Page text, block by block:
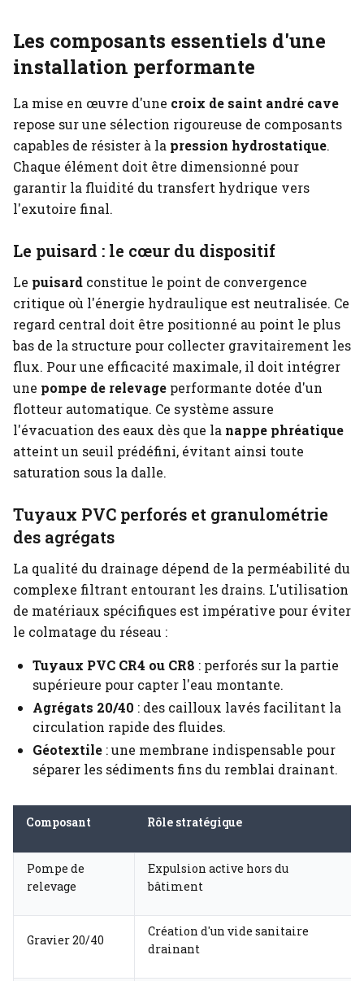
Les composants essentiels d'une
installation performante
La mise en œuvre d'une croix de saint andré cave
repose sur une sélection rigoureuse de composants
capables de résister à la pression hydrostatique.
Chaque élément doit être dimensionné pour
garantir la fluidité du transfert hydrique vers
l'exutoire final.
Le puisard : le cœur du dispositif
Le puisard constitue le point de convergence
critique où l'énergie hydraulique est neutralisée. Ce
regard central doit être positionné au point le plus
bas de la structure pour collecter gravitairement les
flux. Pour une efficacité maximale, il doit intégrer
une pompe de relevage performante dotée d'un
flotteur automatique. Ce système assure
l'évacuation des eaux dès que la nappe phréatique
atteint un seuil prédéfini, évitant ainsi toute
saturation sous la dalle.
Tuyaux PVC perforés et granulométrie
des agrégats
La qualité du drainage dépend de la perméabilité du
complexe filtrant entourant les drains. L'utilisation
de matériaux spécifiques est impérative pour éviter
le colmatage du réseau :
Tuyaux PVC CR4 ou CR8 : perforés sur la partie
supérieure pour capter l'eau montante.
Agrégats 20/40 : des cailloux lavés facilitant la
circulation rapide des fluides.
Géotextile : une membrane indispensable pour
séparer les sédiments fins du remblai drainant.
Composant Rôle stratégique
Pompe de
relevage
Expulsion active hors du
bâtiment
Gravier 20/40
Création d'un vide sanitaire
drainant